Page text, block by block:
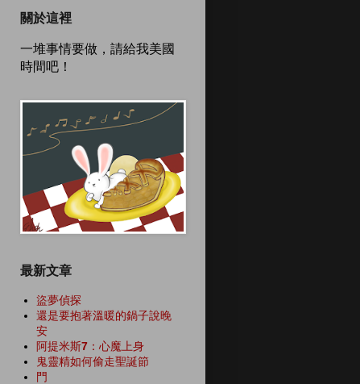
關於這裡
一堆事情要做，請給我美國
時間吧！
最新文章
盜夢偵探
還是要抱著溫暖的鍋子說晚
安
阿提米斯7：心魔上身
鬼靈精如何偷走聖誕節
門